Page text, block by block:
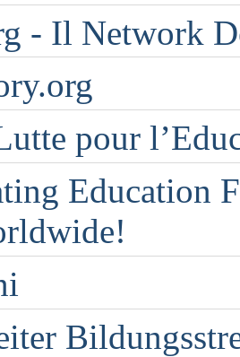
- Il Network
pour
Education